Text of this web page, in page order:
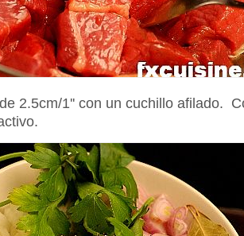
2.5cm/1'' con un cuchillo afilado.